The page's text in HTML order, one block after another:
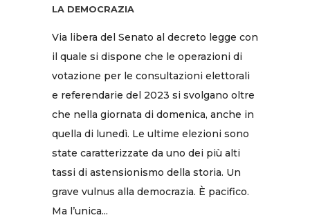
LA DEMOCRAZIA
Via libera del Senato al decreto legge con
il quale si dispone che le operazioni di
votazione per le consultazioni elettorali
e referendarie del 2023 si svolgano oltre
che nella giornata di domenica, anche in
quella di lunedì. Le ultime elezioni sono
state caratterizzate da uno dei più alti
tassi di astensionismo della storia. Un
grave vulnus alla democrazia. È pacifico.
Ma l’unica...